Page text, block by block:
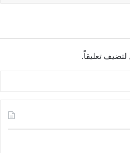
لتضيف تعليقاً.